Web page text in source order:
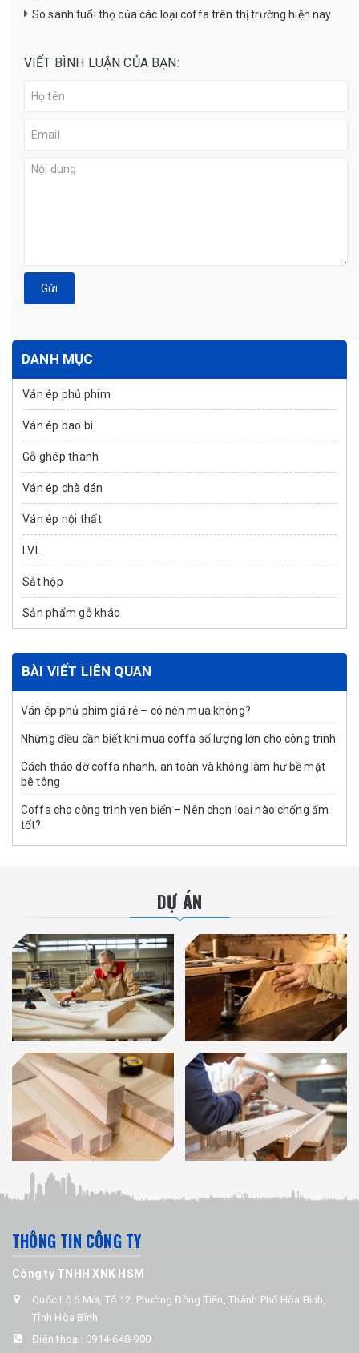
So sánh tuổi thọ của các loại coffa trên thị trường hiện nay
VIẾT BÌNH LUẬN CỦA BẠN:
Gửi
DANH MỤC
Ván ép phủ phim
Ván ép bao bì
Gỗ ghép thanh
Ván ép chà dán
Ván ép nội thất
LVL
Sắt hộp
Sản phẩm gỗ khác
BÀI VIẾT LIÊN QUAN
Ván ép phủ phim giá rẻ – có nên mua không?
Những điều cần biết khi mua coffa số lượng lớn cho công trình
Cách tháo dỡ coffa nhanh, an toàn và không làm hư bề mặt
bê tông
Coffa cho công trình ven biển – Nên chọn loại nào chống ẩm
tốt?
DỰ ÁN
THÔNG TIN CÔNG TY
Công ty TNHH XNK HSM
Quốc Lộ 6 Mới, Tổ 12, Phường Đồng Tiến, Thành Phố Hòa Bình,
Tỉnh Hòa Bình
Điện thoại: 0914-648-900